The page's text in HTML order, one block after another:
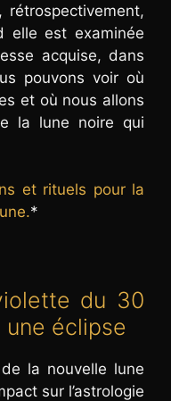
elle est examinée
acquise, dans
pouvons voir où
et où nous allons
la lune noire qui
et rituels pour la
*
du 30
éclipse
la nouvelle lune
sur l’astrologie